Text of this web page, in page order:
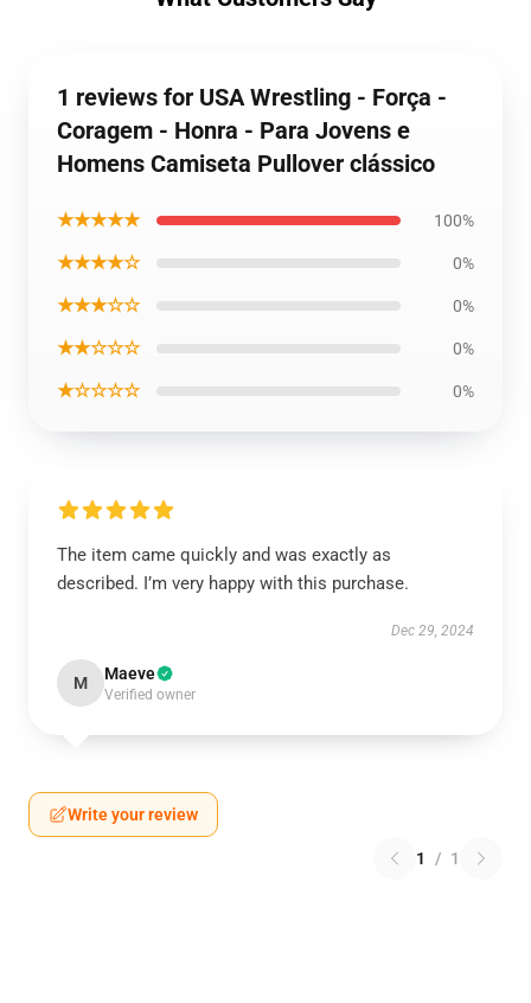
1 reviews for USA Wrestling - Força -
Coragem - Honra - Para Jovens e
Homens Camiseta Pullover clássico
★★★★★ 100%
★★★★☆ 0%
★★★☆☆ 0%
★★☆☆☆ 0%
★☆☆☆☆ 0%
The item came quickly and was exactly as
described. I’m very happy with this purchase.
Dec 29, 2024
M Maeve
Verified owner
Write your review
1 / 1